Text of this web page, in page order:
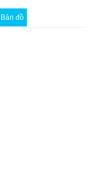
Bản đồ